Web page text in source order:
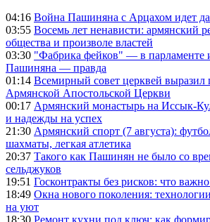
04:16 Война Пашиняна с Арцахом идет
03:55 Восемь лет ненависти: армянский
общества и произволе властей
03:30 "Фабрика фейков" — в парламенте
Пашиняна — правда
01:14 Всемирный совет церквей выразил
Армянской Апостольской Церкви
00:17 Армянский монастырь на Иссык-
и надежды на успех
21:30 Армянский спорт (7 августа):
шахматы, легкая атлетика
20:37 Такого как Пашинян не было со
сельджуков
19:51 Госконтракты без рисков: что
18:49 Окна нового поколения:
на уют
18:30 Ремонт кухни под ключ: как